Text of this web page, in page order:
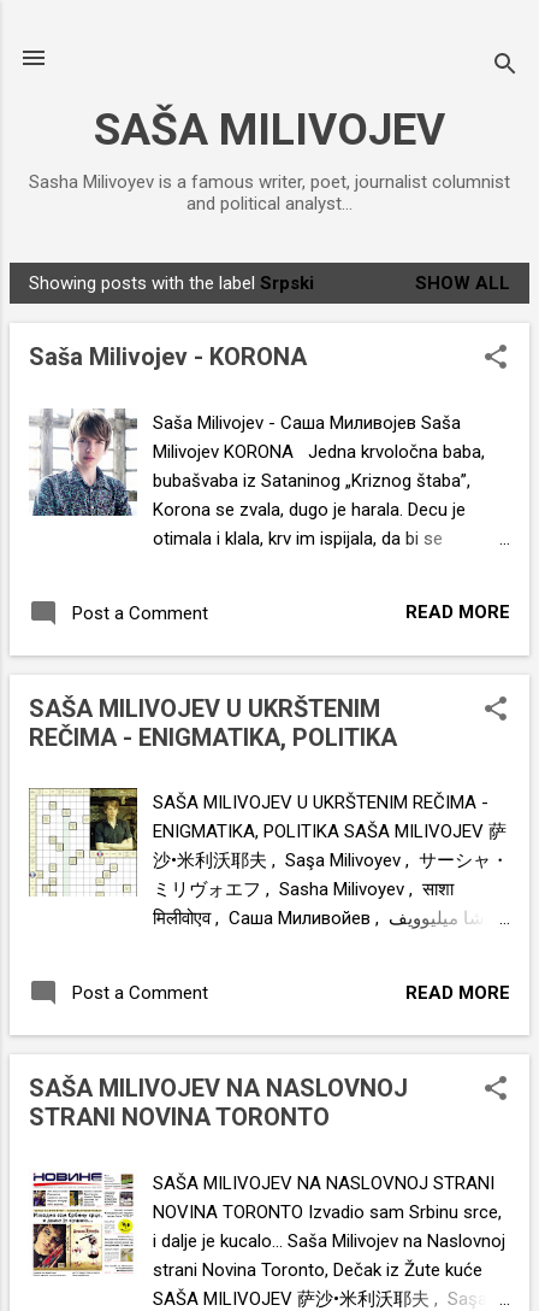
SAŠA MILIVOJEV
Sasha Milivoyev is a famous writer, poet, journalist columnist
and political analyst...
P
o
Showing posts with the label Srpski SHOW ALL
Saša Milivojev - KORONA
Saša Milivojev - Саша Миливојев Saša
Milivojev KORONA Jedna krvoločna baba,
bubašvaba iz Sataninog „Kriznog štaba”,
Korona se zvala, dugo je harala. Decu je
otimala i klala, krv im ispijala, da bi se
otkrili, avioni su poleteli, ne bi li nas sve pobili.
po svetu su padali otrovi. Sve su nas
nanogice stavili, lažne testove naredili,
prevarili i opljačkali, za zarazu okrivili, lekove
su nam oteli idioti zlotvori. A kad su „mere”
„popustili”, prepuni su bili logori, masovno su
kasapili, bubrege i džigerice otimali, žive žrtve
spaljivali, „zarazu da ne bi širili”, a dokaze su
skrivali. Imala je radno vreme: spavala je
videćete šta se dešava, biće milijarde leševa!
pohapsimo...
Post a Comment READ MORE
SAŠA MILIVOJEV U UKRŠTENIM
REČIMA - ENIGMATIKA, POLITIKA
SAŠA MILIVOJEV U UKRŠTENIM REČIMA -
ENIGMATIKA, POLITIKA SAŠA MILIVOJEV 萨
沙•米利沃耶夫 , Saşa Milivoyev , サーシャ・
ミリヴォエフ , Sasha Milivoyev , साशा
मिलीवोएव , Саша Миливойев , ساشا میلیوویف
, Sasza Miliwojew , Sacha Milivoev , Sasha
Milivojev , ሳሻ ሚሊቮዬቭ , Саша Миливоев ,
www.sasamilivojev.com
Post a Comment READ MORE
SAŠA MILIVOJEV NA NASLOVNOJ
STRANI NOVINA TORONTO
SAŠA MILIVOJEV NA NASLOVNOJ STRANI
NOVINA TORONTO Izvadio sam Srbinu srce,
i dalje je kucalo... Saša Milivojev na Naslovnoj
strani Novina Toronto, Dečak iz Žute kuće
SAŠA MILIVOJEV 萨沙•米利沃耶夫 , Saşa